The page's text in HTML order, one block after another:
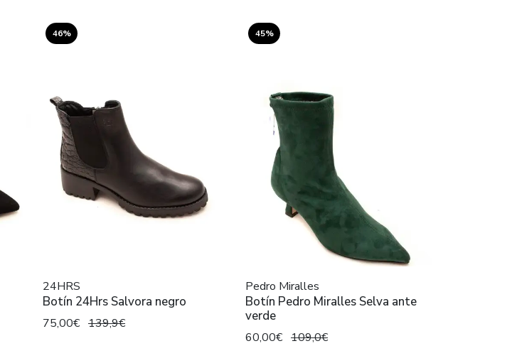
46%
24HRS
Botín 24Hrs Salvora negro
75,00€ 139,9€
45%
Pedro Miralles
Botín Pedro Miralles Selva ante
verde
60,00€ 109,0€